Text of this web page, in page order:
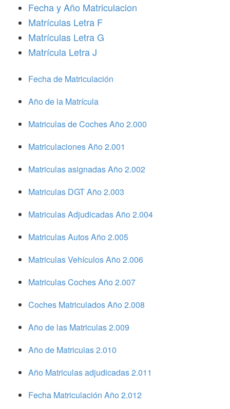
Fecha y Año Matriculacion
Matrículas Letra F
Matrículas Letra G
Matrícula Letra J
Fecha de Matriculación
Año de la Matrícula
Matriculas de Coches Año 2.000
Matriculaciones Año 2.001
Matriculas asignadas Año 2.002
Matriculas DGT Año 2.003
Matriculas Adjudicadas Año 2.004
Matriculas Autos Año 2.005
Matriculas Vehículos Año 2.006
Matriculas Coches Año 2.007
Coches Matriculados Año 2.008
Año de las Matriculas 2.009
Año de Matriculas 2.010
Año Matriculas adjudicadas 2.011
Fecha Matriculación Año 2.012